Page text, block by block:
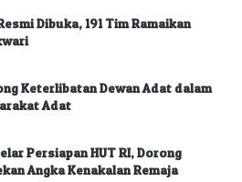
Dibuka, 191 Tim Ramaikan
Keterlibatan Dewan Adat dalam
Adat
Persiapan HUT RI, Dorong
Angka Kenakalan Remaja